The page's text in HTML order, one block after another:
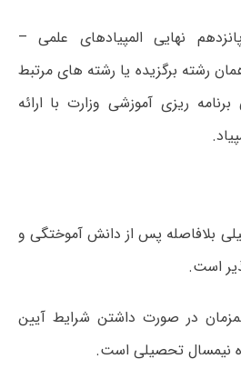
نهایی المپیادهای علمی –
رشته برگزیده یا رشته های مرتبط
ریزی آموزشی وزارت با ارائه
بلافاصله پس از دانش آموختگی و
است.
در صورت داشتن شرایط آیین
نیمسال تحصیلی است.